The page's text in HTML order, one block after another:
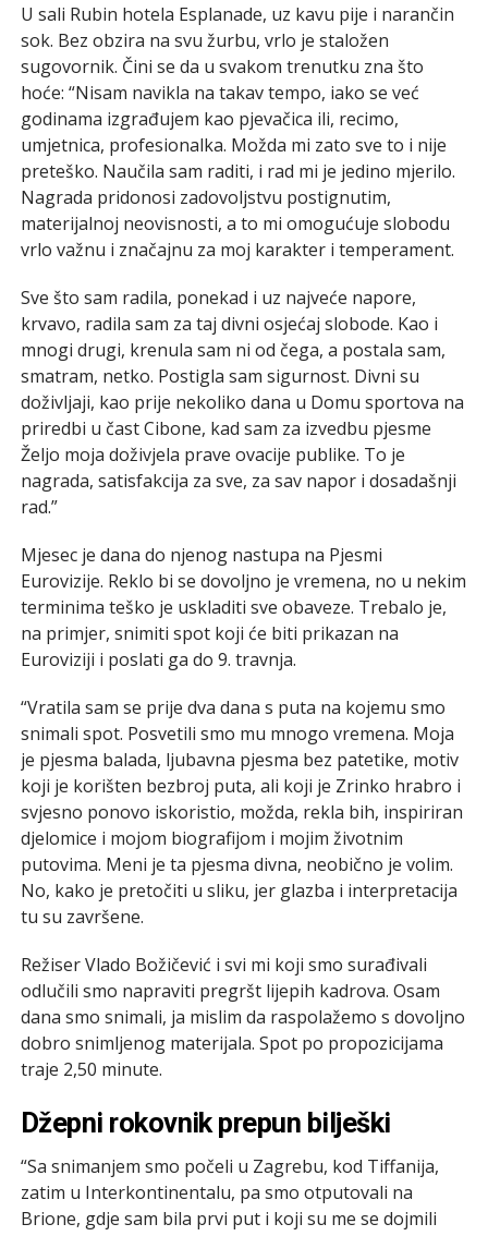
U sali Rubin hotela Esplanade, uz kavu pije i narančin
sok. Bez obzira na svu žurbu, vrlo je staložen
sugovornik. Čini se da u svakom trenutku zna što
hoće: “Nisam navikla na takav tempo, iako se već
godinama izgrađujem kao pjevačica ili, recimo,
umjetnica, profesionalka. Možda mi zato sve to i nije
preteško. Naučila sam raditi, i rad mi je jedino mjerilo.
Nagrada pridonosi zadovoljstvu postignutim,
materijalnoj neovisnosti, a to mi omogućuje slobodu
vrlo važnu i značajnu za moj karakter i temperament.
Sve što sam radila, ponekad i uz najveće napore,
krvavo, radila sam za taj divni osjećaj slobode. Kao i
mnogi drugi, krenula sam ni od čega, a postala sam,
smatram, netko. Postigla sam sigurnost. Divni su
doživljaji, kao prije nekoliko dana u Domu sportova na
priredbi u čast Cibone, kad sam za izvedbu pjesme
Željo moja doživjela prave ovacije publike. To je
nagrada, satisfakcija za sve, za sav napor i dosadašnji
rad.”
Mjesec je dana do njenog nastupa na Pjesmi
Eurovizije. Reklo bi se dovoljno je vremena, no u nekim
terminima teško je uskladiti sve obaveze. Trebalo je,
na primjer, snimiti spot koji će biti prikazan na
Euroviziji i poslati ga do 9. travnja.
“Vratila sam se prije dva dana s puta na kojemu smo
snimali spot. Posvetili smo mu mnogo vremena. Moja
je pjesma balada, ljubavna pjesma bez patetike, motiv
koji je korišten bezbroj puta, ali koji je Zrinko hrabro i
svjesno ponovo iskoristio, možda, rekla bih, inspiriran
djelomice i mojom biografijom i mojim životnim
putovima. Meni je ta pjesma divna, neobično je volim.
No, kako je pretočiti u sliku, jer glazba i interpretacija
tu su završene.
Režiser Vlado Božičević i svi mi koji smo surađivali
odlučili smo napraviti pregršt lijepih kadrova. Osam
dana smo snimali, ja mislim da raspolažemo s dovoljno
dobro snimljenog materijala. Spot po propozicijama
traje 2,50 minute.
Džepni rokovnik prepun bilješki
“Sa snimanjem smo počeli u Zagrebu, kod Tiffanija,
zatim u Interkontinentalu, pa smo otputovali na
Brione, gdje sam bila prvi put i koji su me se dojmili